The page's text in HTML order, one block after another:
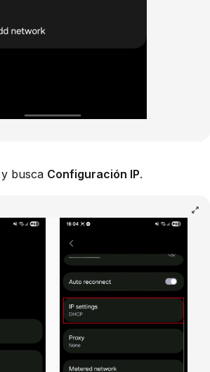
y busca Configuración IP.